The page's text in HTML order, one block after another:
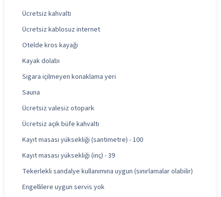
Ücretsiz kahvaltı
Ücretsiz kablosuz internet
Otelde kros kayağı
Kayak dolabı
Sigara içilmeyen konaklama yeri
Sauna
Ücretsiz valesiz otopark
Ücretsiz açık büfe kahvaltı
Kayıt masası yüksekliği (santimetre) - 100
Kayıt masası yüksekliği (inç) - 39
Tekerlekli sandalye kullanımına uygun (sınırlamalar olabilir)
Engellilere uygun servis yok